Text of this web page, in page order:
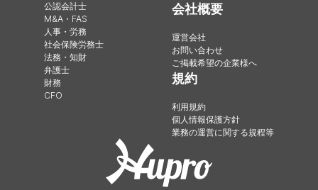
公認会計士
M&A・FAS
人事・労務
社会保険労務士
法務・知財
弁護士
財務
CFO
会社概要
運営会社
お問い合わせ
ご掲載希望の企業様へ
規約
利用規約
個人情報保護方針
業務の運営に関する規程等